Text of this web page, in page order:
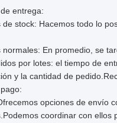
entrega:
de stock: Hacemos todo lo
normales: En promedio, se
por lotes: el tiempo de
y la cantidad de
opciones de envío
coordinar con